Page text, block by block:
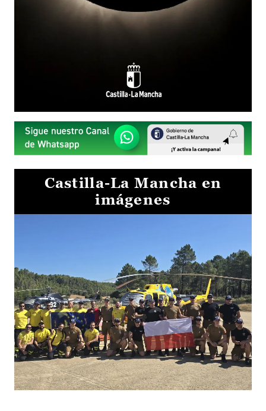
Castilla-La Mancha en
imágenes